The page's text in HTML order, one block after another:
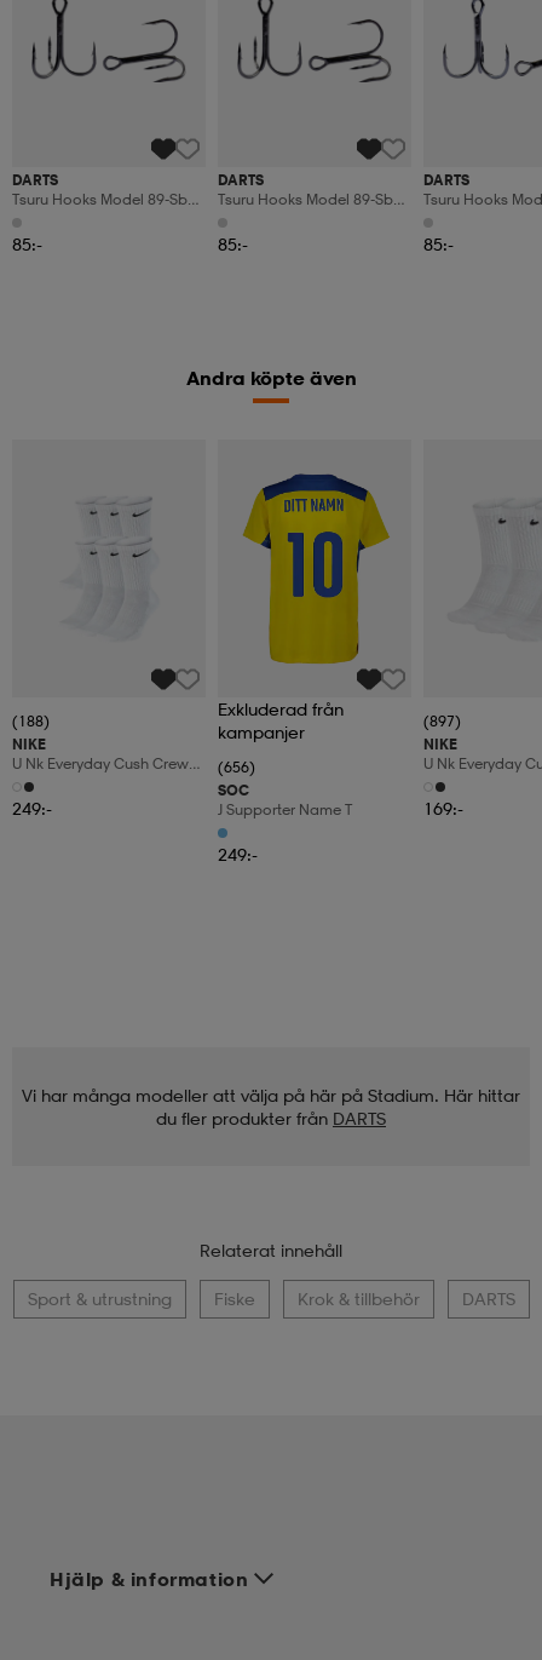
DARTS
Tsuru Hooks Model 89-Sbn
Straight Point Size 8
85:-
DARTS
Tsuru Hooks Model 89-Sbn
Straight Point Size 10
85:-
DARTS
Tsuru Hooks
Curved Point
85:-
Andra köpte även
(188)
NIKE
U Nk Everyday Cush Crew
6pr-Bd
249:-
Exkluderad från
kampanjer
(656)
SOC
J Supporter Name T
249:-
(897)
NIKE
U Nk Everyday
3pr
169:-
Vi har många modeller att välja på här på Stadium. Här hittar
du fler produkter från DARTS
Relaterat innehåll
Sport & utrustning Fiske Krok & tillbehör DARTS
Hjälp & information